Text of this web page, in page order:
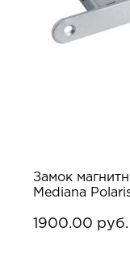
Замок
Mediana
1900.00 руб.